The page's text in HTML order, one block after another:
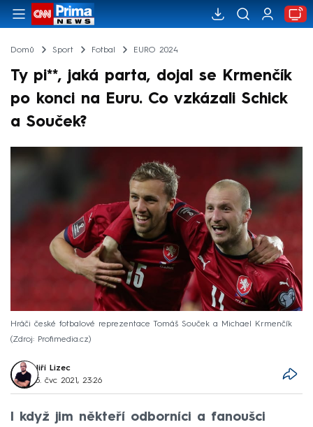
Domů Sport Fotbal EURO 2024
Ty pi**, jaká parta, dojal se Krmenčík
po konci na Euru. Co vzkázali Schick
a Souček?
Hráči české fotbalové reprezentace Tomáš Souček a Michael Krmenčík
Zdroj: Profimedia.cz
Jiří Lizec
5. čvc 2021, 23:26
I když jim někteří odborníci a fanoušci